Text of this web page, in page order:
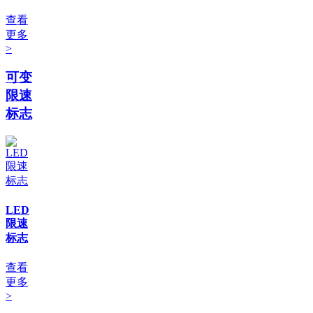
查看
更多
>
可变
限速
标志
LED
限速
标志
查看
更多
>